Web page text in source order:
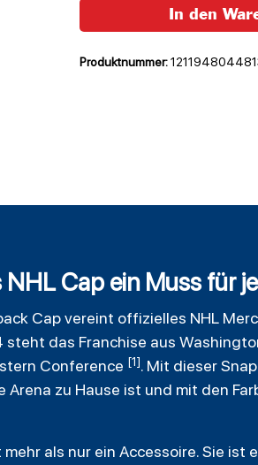
In den
Produktnummer:
Cap ein Muss für
Cap vereint offizielles NHL
das Franchise aus
Conference [1]. Mit dieser
zu Hause ist und mit den
als nur ein Accessoire. Sie ist